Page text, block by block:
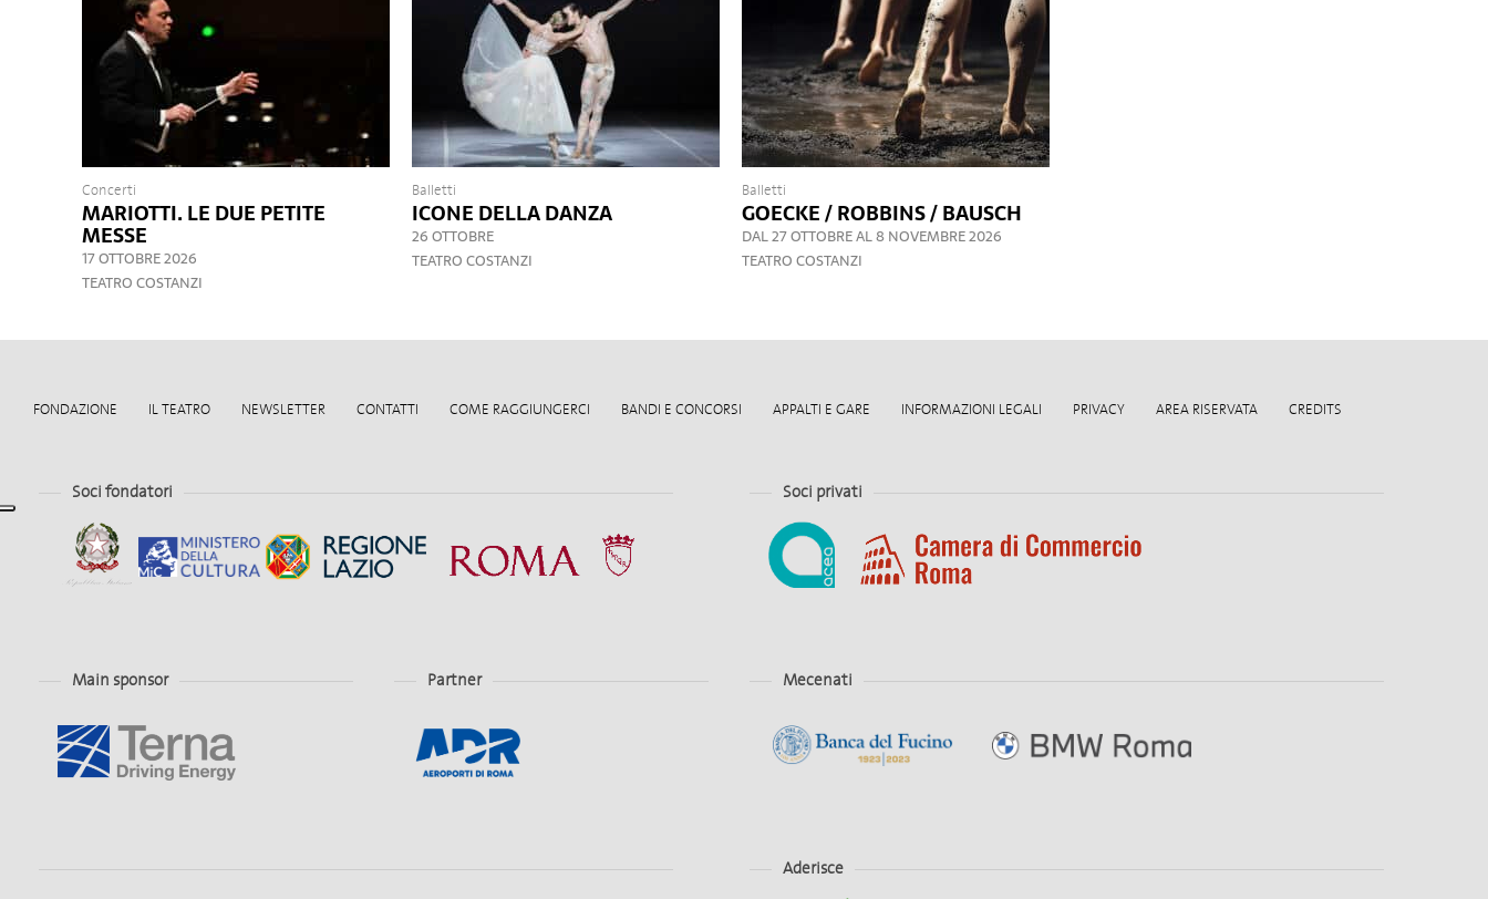
Concerti
MARIOTTI. LE DUE PETITE
MESSE
17 OTTOBRE 2026
TEATRO COSTANZI
Balletti
ICONE DELLA DANZA
26 OTTOBRE
TEATRO COSTANZI
Balletti
GOECKE / ROBBINS / BAUSCH
DAL 27 OTTOBRE AL 8 NOVEMBRE 2026
TEATRO COSTANZI
FONDAZIONE IL TEATRO NEWSLETTER CONTATTI COME RAGGIUNGERCI BANDI E CONCORSI APPALTI E GARE INFORMAZIONI LEGALI PRIVACY AREA RISERVATA CREDITS
Soci fondatori Soci privati
Main sponsor Partner Mecenati
Aderisce